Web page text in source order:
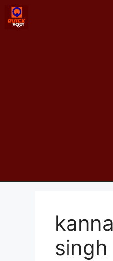
singh